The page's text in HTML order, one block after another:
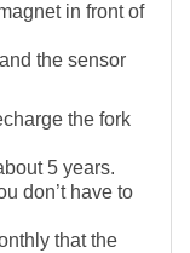
in front of
the sensor
the fork
5 years.
don’t have to
that the